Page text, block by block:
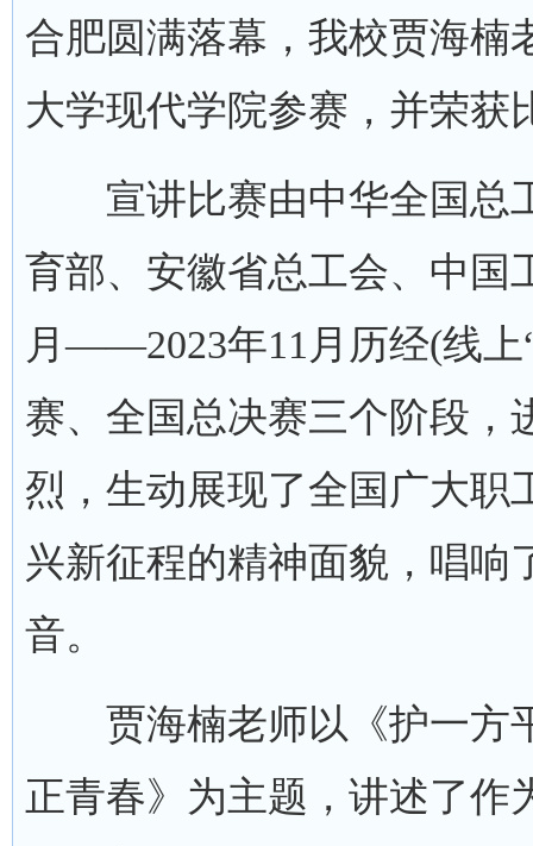
合肥圆满落幕，我校贾海楠
大学现代学院参赛，并荣获
宣讲比赛由中华全国总
育部、安徽省总工会、中国
月——2023年11月历经(线上
赛、全国总决赛三个阶段，
烈，生动展现了全国广大职
兴新征程的精神面貌，唱响
音。
贾海楠老师以《护一方
正青春》为主题，讲述了作